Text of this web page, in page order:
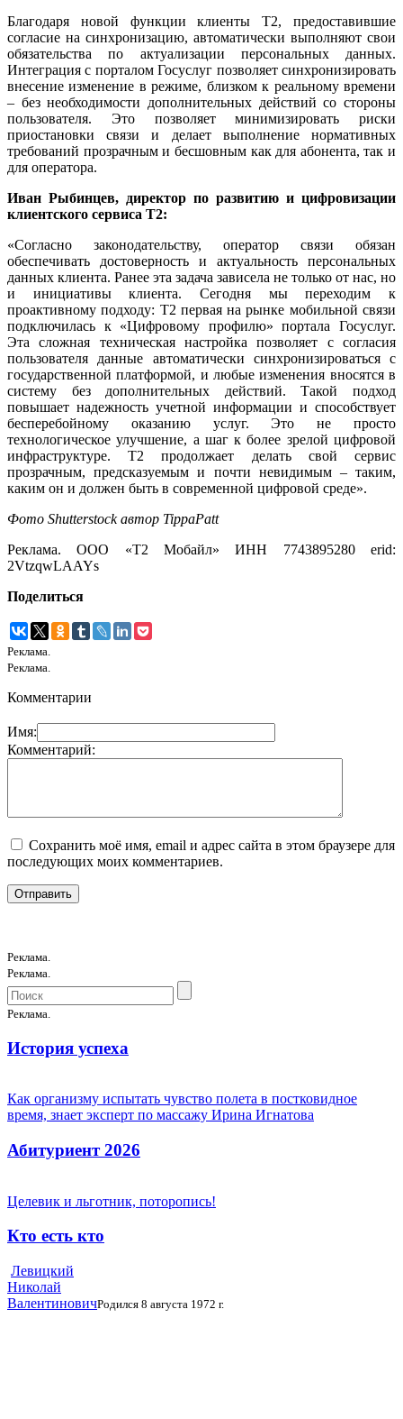
Благодаря новой функции клиенты T2, предоставившие
согласие на синхронизацию, автоматически выполняют свои
обязательства по актуализации персональных данных.
Интеграция с порталом Госуслуг позволяет синхронизировать
внесение изменение в режиме, близком к реальному времени
– без необходимости дополнительных действий со стороны
пользователя. Это позволяет минимизировать риски
приостановки связи и делает выполнение нормативных
требований прозрачным и бесшовным как для абонента, так и
для оператора.
Иван Рыбинцев, директор по развитию и цифровизации
клиентского сервиса T2:
«Согласно законодательству, оператор связи обязан
обеспечивать достоверность и актуальность персональных
данных клиента. Ранее эта задача зависела не только от нас, но
и инициативы клиента. Сегодня мы переходим к
проактивному подходу: Т2 первая на рынке мобильной связи
подключилась к «Цифровому профилю» портала Госуслуг.
Эта сложная техническая настройка позволяет с согласия
пользователя данные автоматически синхронизироваться с
государственной платформой, и любые изменения вносятся в
систему без дополнительных действий. Такой подход
повышает надежность учетной информации и способствует
бесперебойному оказанию услуг. Это не просто
технологическое улучшение, а шаг к более зрелой цифровой
инфраструктуре. Т2 продолжает делать свой сервис
прозрачным, предсказуемым и почти невидимым – таким,
каким он и должен быть в современной цифровой среде».
Фото Shutterstock автор TippaPatt
Реклама. ООО «Т2 Мобайл» ИНН 7743895280 erid:
2VtzqwLAAYs
Поделиться
Реклама.
Реклама.
Комментарии
Имя:
Комментарий:
Сохранить моё имя, email и адрес сайта в этом браузере для
последующих моих комментариев.
Реклама.
Реклама.
Реклама.
История успеха
Как организму испытать чувство полета в постковидное
время, знает эксперт по массажу Ирина Игнатова
Абитуриент 2026
Целевик и льготник, поторопись!
Кто есть кто
Левицкий
Николай
ВалентиновичРодился 8 августа 1972 г.